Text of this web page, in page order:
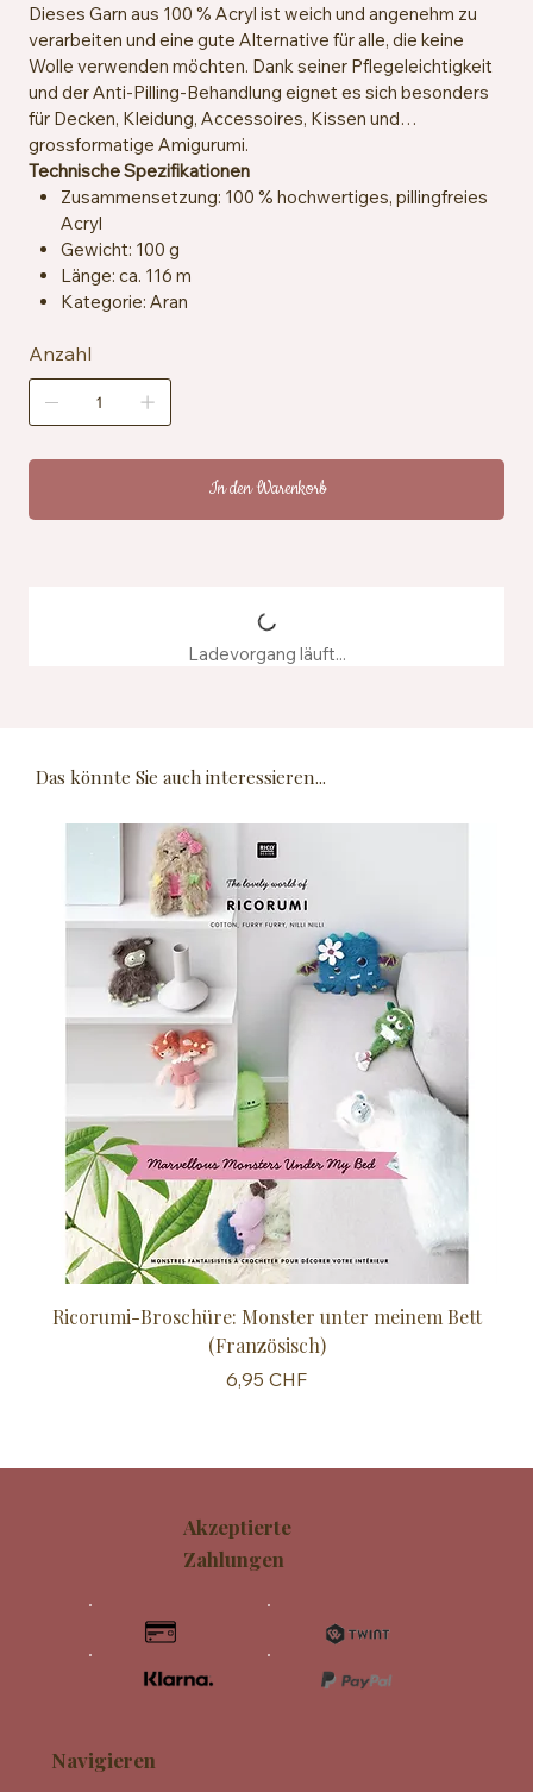
Dieses Garn aus 100 % Acryl ist weich und angenehm zu
verarbeiten und eine gute Alternative für alle, die keine
Wolle verwenden möchten. Dank seiner Pflegeleichtigkeit
und der Anti-Pilling-Behandlung eignet es sich besonders
für Decken, Kleidung, Accessoires, Kissen und
grossformatige Amigurumi.
Technische Spezifikationen
Zusammensetzung: 100 % hochwertiges, pillingfreies
Acryl
Gewicht: 100 g
Länge: ca. 116 m
Kategorie: Aran
Maschenprobe: ca. 13 Maschen x 18 Reihen = 10 x 10
cm
Besondere Merkmale: Anti-Pilling, hypoallergen,
veganfreundlich
Pflegehinweise: Maschinenwaschbar bei 40 °C,
trocknergeeignet bei niedriger Temperatur
Anzahl
In den Warenkorb
Ladevorgang läuft...
Das könnte Sie auch interessieren...
Ricorumi-Broschüre: Monster unter meinem Bett
(Französisch)
Preis
6,95 CHF
Navigieren
Akzeptierte
Zahlungen